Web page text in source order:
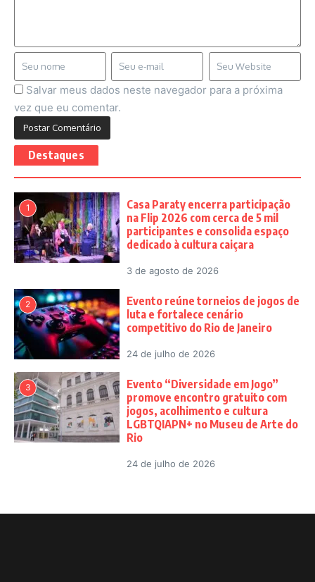
Salvar meus dados neste navegador para a próxima
vez que eu comentar.
Destaques
1
Casa Paraty encerra participação
na Flip 2026 com cerca de 5 mil
participantes e consolida espaço
dedicado à cultura caiçara
3 de agosto de 2026
2
Evento reúne torneios de jogos de
luta e fortalece cenário
competitivo do Rio de Janeiro
24 de julho de 2026
3
Evento “Diversidade em Jogo”
promove encontro gratuito com
jogos, acolhimento e cultura
LGBTQIAPN+ no Museu de Arte do
Rio
24 de julho de 2026